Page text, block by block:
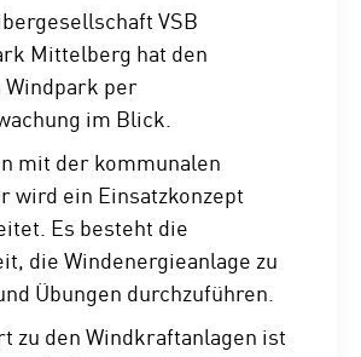
VSB
Mittelberg hat den
Windpark per
im Blick.
mit der kommunalen
wird ein Einsatzkonzept
Es besteht die
die Windenergieanlage zu
Übungen durchzuführen.
zu den Windkraftanlagen ist